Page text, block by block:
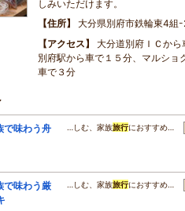
しみいただけます。
住所
大分県別府市鉄輪東4組
アクセス
大分道別府ＩＣか
別府駅から車で１５分、マルショ
車で３分
で味わう舟
…しむ、家族旅行におすすめ…
で味わう厳
…しむ、家族旅行におすすめ…